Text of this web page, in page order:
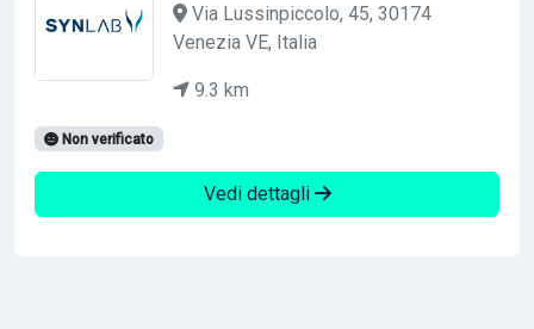
Via Lussinpiccolo, 45, 30174
Venezia VE, Italia
9.3 km
Non verificato
Vedi dettagli